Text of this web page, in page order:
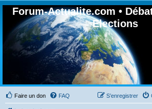
Forum-Actualite.com •
Elections
Faire un don FAQ S’enregistrer